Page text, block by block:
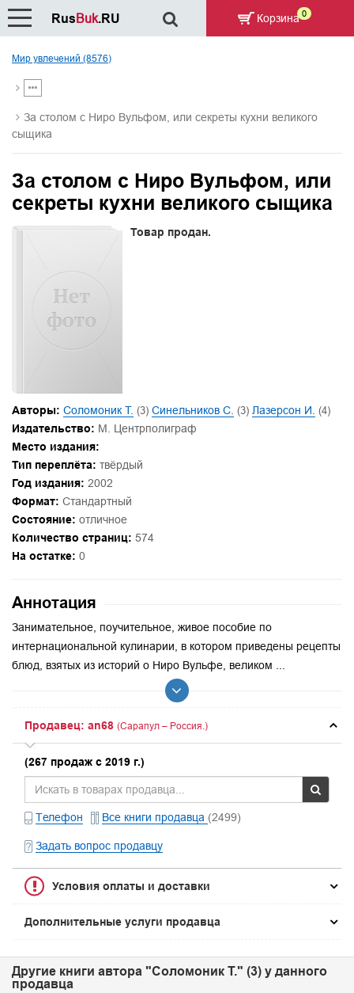
Мир увлечений (8576)
За столом с Ниро Вульфом, или секреты кухни великого
сыщика
За столом с Ниро Вульфом, или
секреты кухни великого сыщика
Товар продан.
Авторы: Соломоник Т. (3) Синельников С. (3) Лазерсон И. (4)
Издательство: М. Центрполиграф
Место издания:
Тип переплёта: твёрдый
Год издания: 2002
Формат: Стандартный
Состояние: отличное
Количество страниц: 574
На остатке: 0
Аннотация
Занимательное, поучительное, живое пособие по
интернациональной кулинарии, в котором приведены рецепты
блюд, взятых из историй о Ниро Вульфе, великом ...
Продавец: an68 (Сарапул – Россия.)
(267 продаж с 2019 г.)
Телефон Все книги продавца (2499)
Задать вопрос продавцу
Условия оплаты и доставки
Дополнительные услуги продавца
Другие книги автора "Соломоник Т." (3) у данного
продавца
RusBuk.RU Корзина 0